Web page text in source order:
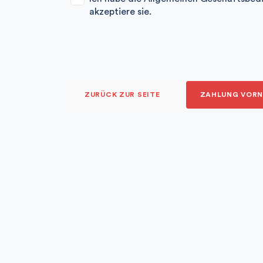
akzeptiere sie.
ZURÜCK ZUR SEITE ZAHLUNG